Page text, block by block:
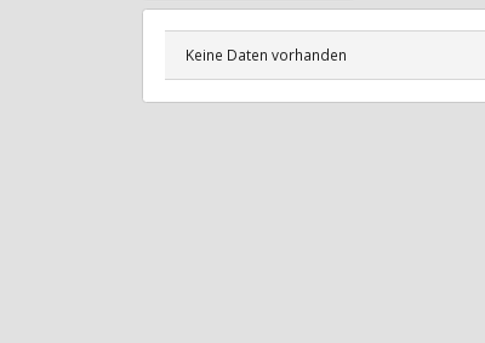
Keine Daten vorhanden